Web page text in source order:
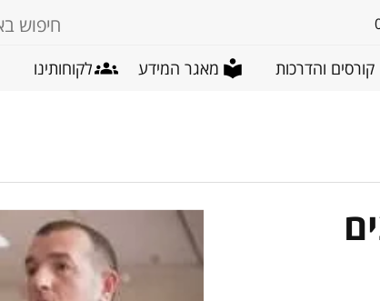
קורסים והדרכות מאגר המידע לקוחותינו